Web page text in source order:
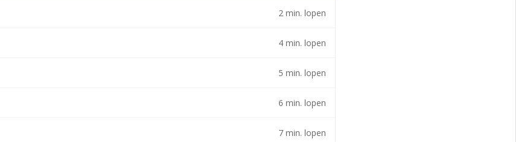
2 min. lopen
4 min. lopen
5 min. lopen
6 min. lopen
7 min. lopen